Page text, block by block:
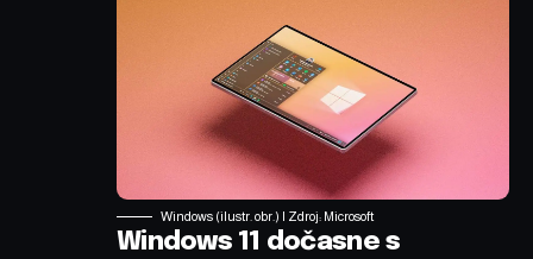
Windows (ilustr. obr.) | Zdroj: Microsoft
Windows 11 dočasne s